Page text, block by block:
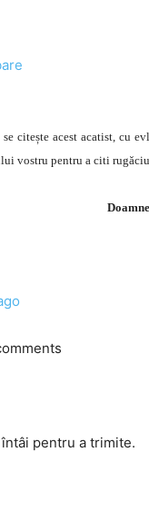
citește acest acatist, cu
vostru pentru a citi
întâi pentru a trimite.